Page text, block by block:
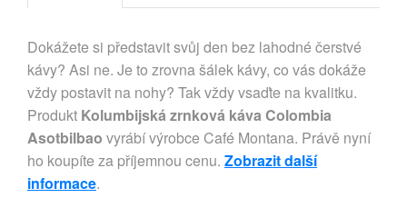
Dokážete si představit svůj den bez lahodné čerstvé
kávy? Asi ne. Je to zrovna šálek kávy, co vás dokáže
vždy postavit na nohy? Tak vždy vsaďte na kvalitku.
Produkt Kolumbijská zrnková káva Colombia
Asotbilbao vyrábí výrobce Café Montana. Právě nyní
ho koupíte za příjemnou cenu. Zobrazit další
informace.